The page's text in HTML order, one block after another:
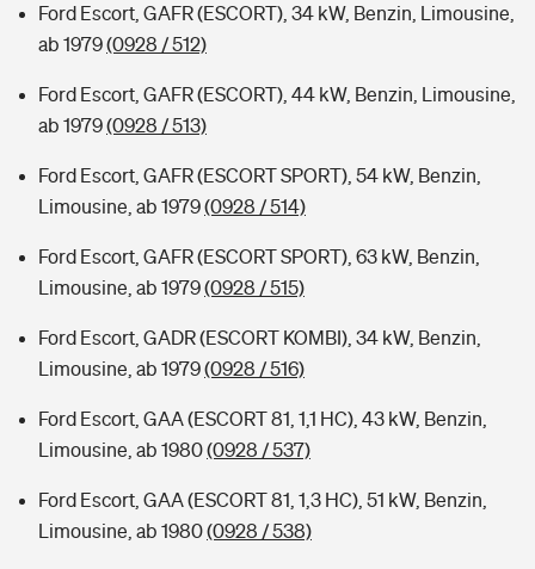
Ford Escort, GAFR (ESCORT), 34 kW, Benzin, Limousine,
ab 1979(0928 / 512)
Ford Escort, GAFR (ESCORT), 44 kW, Benzin, Limousine,
ab 1979(0928 / 513)
Ford Escort, GAFR (ESCORT SPORT), 54 kW, Benzin,
Limousine, ab 1979(0928 / 514)
Ford Escort, GAFR (ESCORT SPORT), 63 kW, Benzin,
Limousine, ab 1979(0928 / 515)
Ford Escort, GADR (ESCORT KOMBI), 34 kW, Benzin,
Limousine, ab 1979(0928 / 516)
Ford Escort, GAA (ESCORT 81, 1,1 HC), 43 kW, Benzin,
Limousine, ab 1980(0928 / 537)
Ford Escort, GAA (ESCORT 81, 1,3 HC), 51 kW, Benzin,
Limousine, ab 1980(0928 / 538)